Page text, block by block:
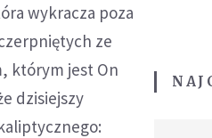
wykracza poza
ze
którym jest On
dzisiejszy